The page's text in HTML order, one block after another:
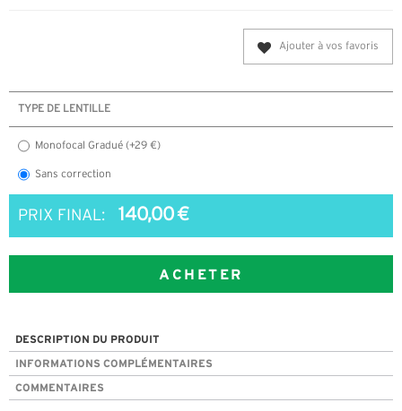
Ajouter à vos favoris
TYPE DE LENTILLE
Monofocal Gradué (+29 €)
Sans correction
PRIX FINAL: 140,00 €
ACHETER
DESCRIPTION DU PRODUIT
INFORMATIONS COMPLÉMENTAIRES
COMMENTAIRES